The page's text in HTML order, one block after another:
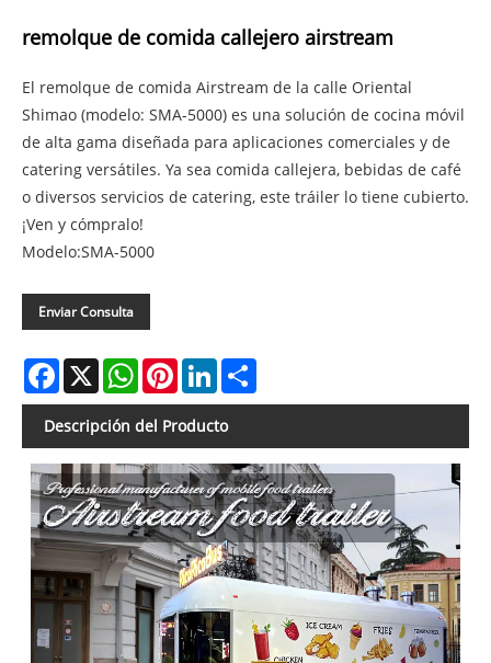
remolque de comida callejero airstream
El remolque de comida Airstream de la calle Oriental
Shimao (modelo: SMA-5000) es una solución de cocina móvil
de alta gama diseñada para aplicaciones comerciales y de
catering versátiles. Ya sea comida callejera, bebidas de café
o diversos servicios de catering, este tráiler lo tiene cubierto.
¡Ven y cómpralo!
Modelo:SMA-5000
Enviar Consulta
Facebook
X WhatsAppPinterestLinkedIn
Descripción del Producto